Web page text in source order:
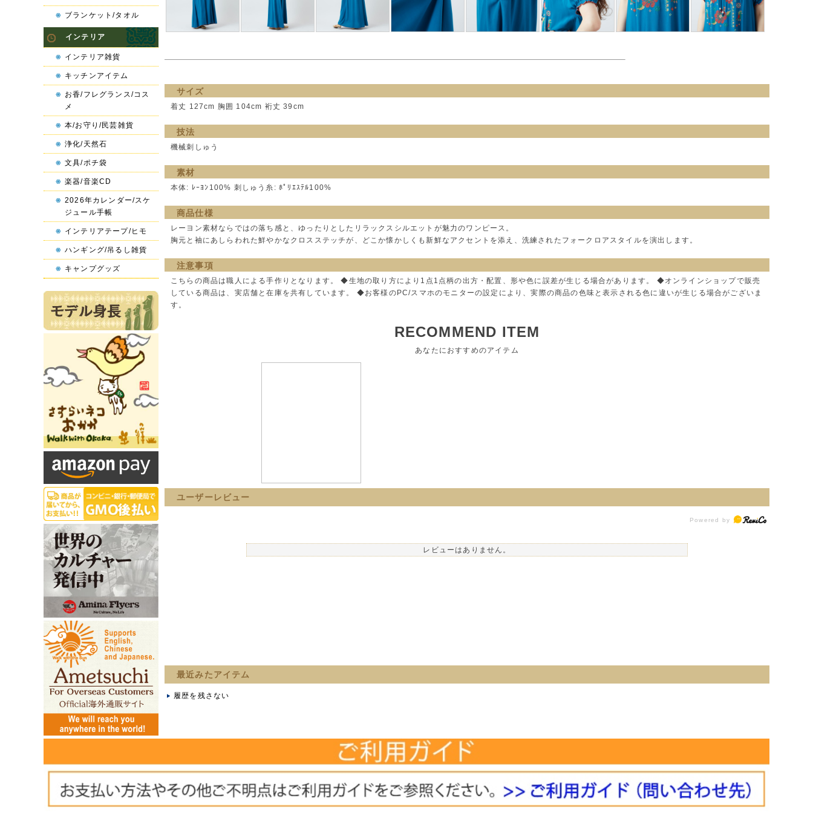
サイズ
着丈 127cm 胸囲 104cm 裄丈 39cm
技法
機械刺しゅう
素材
本体: ﾚｰﾖﾝ100% 刺しゅう糸: ﾎﾟﾘｴｽﾃﾙ100%
商品仕様
レーヨン素材ならではの落ち感と、ゆったりとしたリラックスシルエットが魅力のワンピース。
胸元と袖にあしらわれた鮮やかなクロスステッチが、どこか懐かしくも新鮮なアクセントを添え、洗練されたフォークロアスタイルを演出します。
注意事項
こちらの商品は職人による手作りとなります。 ◆生地の取り方により1点1点柄の出方・配置、形や色に誤差が生じる場合があります。 ◆オンラインショップで販売
している商品は、実店舗と在庫を共有しています。 ◆お客様のPC/スマホのモニターの設定により、実際の商品の色味と表示される色に違いが生じる場合がございま
す。
RECOMMEND ITEM
あなたにおすすめのアイテム
ユーザーレビュー
レビューはありません。
最近みたアイテム
履歴を残さない
ブランケット/タオル
インテリア
インテリア雑貨
キッチンアイテム
お香/フレグランス/コス
メ
本/お守り/民芸雑貨
浄化/天然石
文具/ポチ袋
楽器/音楽CD
2026年カレンダー/スケ
ジュール手帳
インテリアテープ/ヒモ
ハンギング/吊るし雑貨
キャンプグッズ